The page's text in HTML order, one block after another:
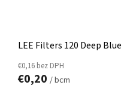
LEE Filters 120 Deep Blue
€0,16 bez DPH
€0,20 / bcm